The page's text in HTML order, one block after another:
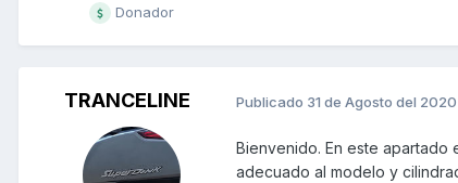
Donador
TRANCELINE Publicado 31 de Agosto del 2020
Bienvenido. En este
adecuado al modelo y